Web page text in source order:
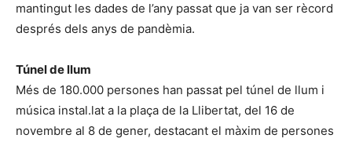
mantingut les dades de l’any passat que ja van ser rècord
després dels anys de pandèmia.
Túnel de llum
Més de 180.000 persones han passat pel túnel de llum i
música instal.lat a la plaça de la Llibertat, del 16 de
novembre al 8 de gener, destacant el màxim de persones